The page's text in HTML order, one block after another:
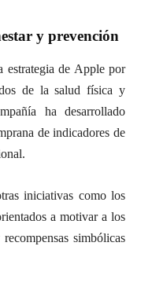
y prevención
estrategia de Apple por
de la salud física y
ha desarrollado
de indicadores de
iniciativas como los
a motivar a los
simbólicas